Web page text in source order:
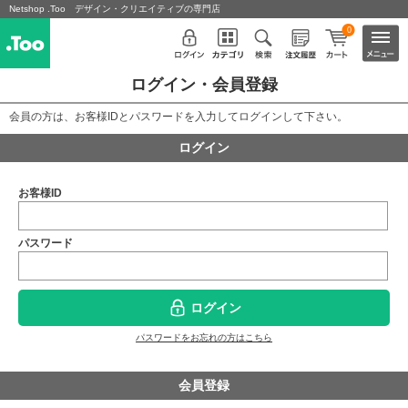
Netshop .Too デザイン・クリエイティブの専門店
0
ログイン・会員登録
会員の方は、お客様IDとパスワードを入力してログインして下さい。
ログイン
お客様ID
パスワード
ログイン
パスワードをお忘れの方はこちら
会員登録